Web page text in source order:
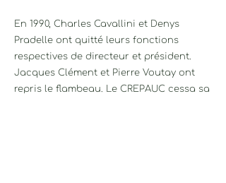
En 1990, Charles Cavallini et Denys
Pradelle ont quitté leurs fonctions
respectives de directeur et président.
Jacques Clément et Pierre Voutay ont
repris le flambeau. Le CREPAUC cessa sa